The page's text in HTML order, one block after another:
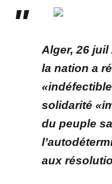
Alger, 26 juil
la nation a
solidarité
du peuple
aux